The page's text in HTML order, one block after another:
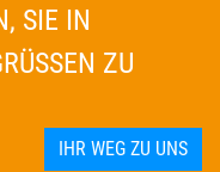
SIE IN
ZU D
IHR WEG ZU UNS